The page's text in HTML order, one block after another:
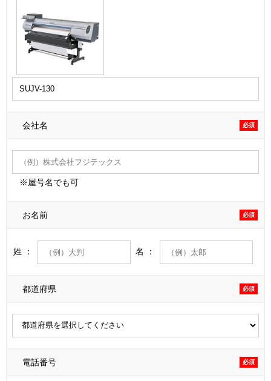
会社名 必須
※屋号名でも可
お名前 必須
姓 ： 名 ：
都道府県 必須
電話番号 必須